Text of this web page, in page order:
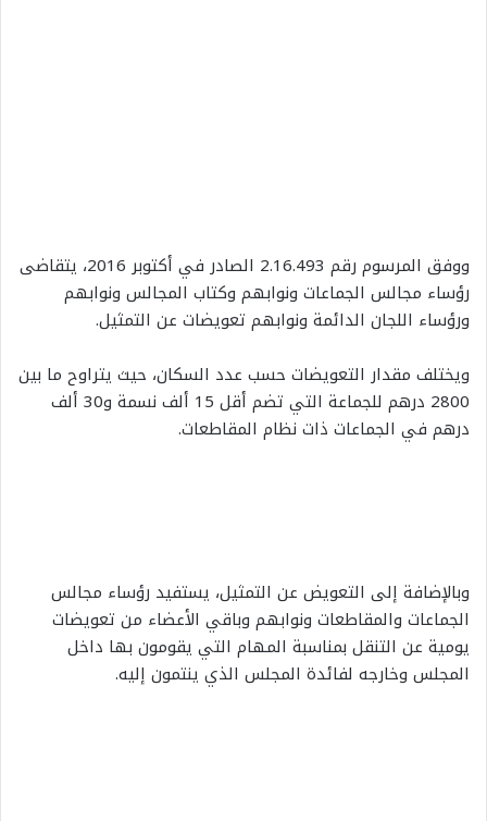
ووفق المرسوم رقم 2.16.493 الصادر في أكتوبر 2016، يتقاضى
رؤساء مجالس الجماعات ونوابهم وكتاب المجالس ونوابهم
ورؤساء اللجان الدائمة ونوابهم تعويضات عن التمثيل.
ويختلف مقدار التعويضات حسب عدد السكان، حيث يتراوح ما بين
2800 درهم للجماعة التي تضم أقل 15 ألف نسمة و30 ألف
درهم في الجماعات ذات نظام المقاطعات.
وبالإضافة إلى التعويض عن التمثيل، يستفيد رؤساء مجالس
الجماعات والمقاطعات ونوابهم وباقي الأعضاء من تعويضات
يومية عن التنقل بمناسبة المهام التي يقومون بها داخل
المجلس وخارجه لفائدة المجلس الذي ينتمون إليه.